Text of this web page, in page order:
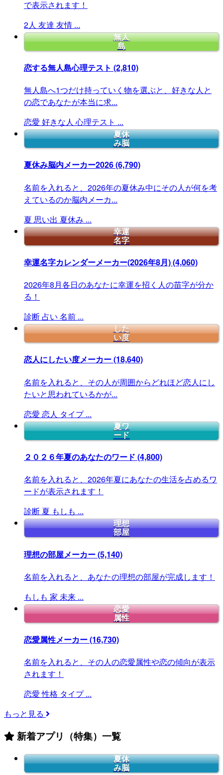
で表示されます！
2人 友達 友情 ...
無人
島
恋する無人島心理テスト (2,810)
無人島へ1つだけ持っていく物を選ぶと、好きな人と
の恋であなたが本当に求...
恋愛 好きな人 心理テスト ...
夏休
み脳
夏休み脳内メーカー2026(6,790)
名前を入れると、2026年の夏休み中にその人が何を考
えているのか脳内メーカ...
夏 思い出 夏休み ...
幸運
名字
幸運名字カレンダーメーカー(2026年8月)(4,060)
2026年8月各日のあなたに幸運を招く人の苗字が分か
る！
診断 占い 名前 ...
した
い度
恋人にしたい度メーカー(18,640)
名前を入れると、その人が周囲からどれほど恋人にし
たいと思われているかが...
恋愛 恋人 タイプ ...
夏ワ
ード
２０２６年夏のあなたのワード (4,800)
名前を入れると、2026年夏にあなたの生活を占めるワ
ードが表示されます！
診断 夏 もしも ...
理想
部屋
理想の部屋メーカー(5,140)
名前を入れると、あなたの理想の部屋が完成します！
もしも 家 未来 ...
恋愛
属性
恋愛属性メーカー(16,730)
名前を入れると、その人の恋愛属性や恋の傾向が表示
されます！
恋愛 性格 タイプ ...
もっと見る
新着アプリ（特集）一覧
夏休
み脳